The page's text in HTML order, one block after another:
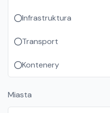
Infrastruktura
Transport
Kontenery
Miasta